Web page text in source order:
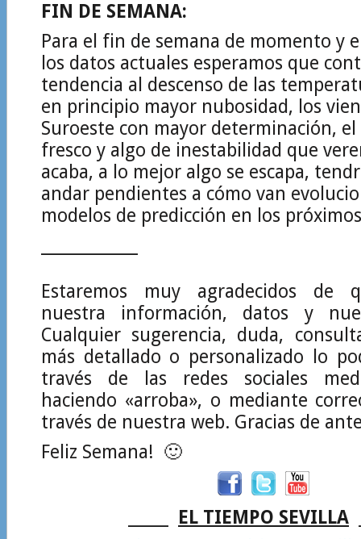
FIN DE SEMANA:
Para el fin de semana de momento y
los datos actuales esperamos que
tendencia al descenso de las
en principio mayor nubosidad, los
Suroeste con mayor determinación,
fresco y algo de inestabilidad que
acaba, a lo mejor algo se escapa,
andar pendientes a cómo van
modelos de predicción en los
Estaremos muy agradecidos de
nuestra información, datos y
Cualquier sugerencia, duda,
más detallado o personalizado lo
través de las redes sociales
haciendo «arroba», o mediante
través de nuestra web. Gracias de
Feliz Semana! 🙂
EL TIEMPO SEVILLA